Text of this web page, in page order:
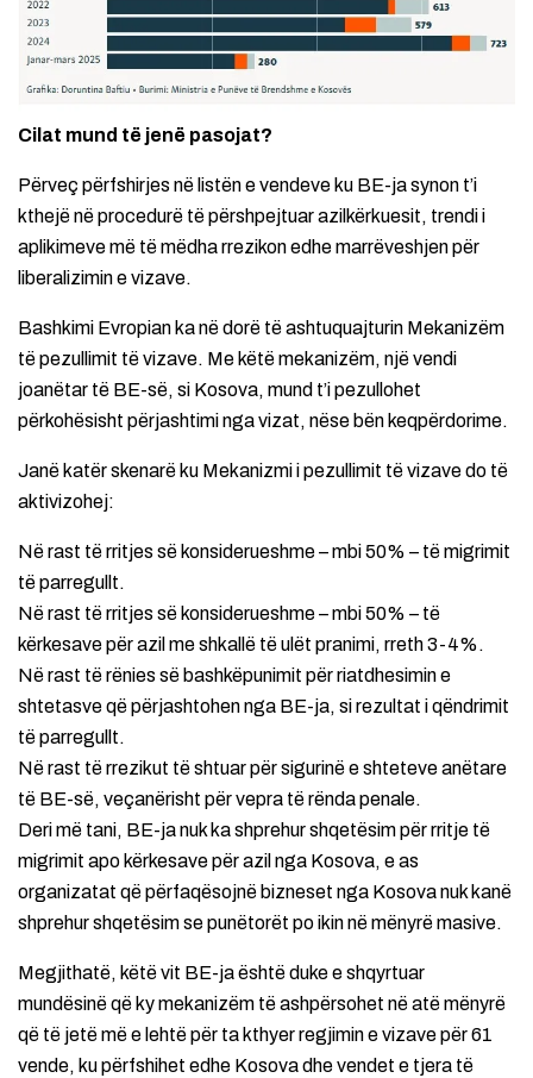
Cilat mund të jenë pasojat?
Përveç përfshirjes në listën e vendeve ku BE-ja synon t’i
kthejë në procedurë të përshpejtuar azilkërkuesit, trendi i
aplikimeve më të mëdha rrezikon edhe marrëveshjen për
liberalizimin e vizave.
Bashkimi Evropian ka në dorë të ashtuquajturin Mekanizëm
të pezullimit të vizave. Me këtë mekanizëm, një vendi
joanëtar të BE-së, si Kosova, mund t’i pezullohet
përkohësisht përjashtimi nga vizat, nëse bën keqpërdorime.
Janë katër skenarë ku Mekanizmi i pezullimit të vizave do të
aktivizohej:
Në rast të rritjes së konsiderueshme – mbi 50% – të migrimit
të parregullt.
Në rast të rritjes së konsiderueshme – mbi 50% – të
kërkesave për azil me shkallë të ulët pranimi, rreth 3-4%.
Në rast të rënies së bashkëpunimit për riatdhesimin e
shtetasve që përjashtohen nga BE-ja, si rezultat i qëndrimit
të parregullt.
Në rast të rrezikut të shtuar për sigurinë e shteteve anëtare
të BE-së, veçanërisht për vepra të rënda penale.
Deri më tani, BE-ja nuk ka shprehur shqetësim për rritje të
migrimit apo kërkesave për azil nga Kosova, e as
organizatat që përfaqësojnë bizneset nga Kosova nuk kanë
shprehur shqetësim se punëtorët po ikin në mënyrë masive.
Megjithatë, këtë vit BE-ja është duke e shqyrtuar
mundësinë që ky mekanizëm të ashpërsohet në atë mënyrë
që të jetë më e lehtë për ta kthyer regjimin e vizave për 61
vende, ku përfshihet edhe Kosova dhe vendet e tjera të